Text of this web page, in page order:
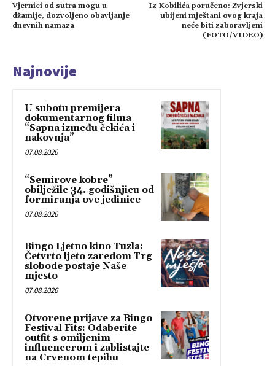
Vjernici od sutra mogu u
džamije, dozvoljeno obavljanje
dnevnih namaza
Iz Kobilića poručeno: Zvjerski
ubijeni mještani ovog kraja
neće biti zaboravljeni
(FOTO/VIDEO)
Najnovije
U subotu premijera
dokumentarnog filma
“Sapna između čekića i
nakovnja”
07.08.2026
“Semirove kobre”
obilježile 34. godišnjicu od
formiranja ove jedinice
07.08.2026
Bingo Ljetno kino Tuzla:
Četvrto ljeto zaredom Trg
slobode postaje Naše
mjesto
07.08.2026
Otvorene prijave za Bingo
Festival Fits: Odaberite
outfit s omiljenim
influencerom i zablistajte
na Crvenom tepihu